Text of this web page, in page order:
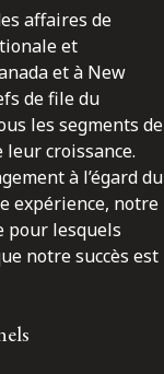
affaires de
et
et à New
de file du
les segments de
leur croissance.
à l’égard du
expérience, notre
pour lesquels
notre succès est